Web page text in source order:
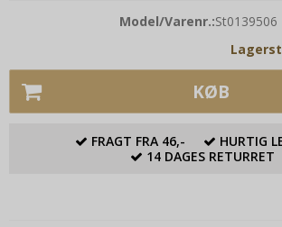
Model/Varenr.:St0139506
KØB
FRAGT FRA 46,-
HURTIG
14 DAGES RETURRET